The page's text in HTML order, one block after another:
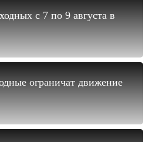
с 7 по 9 августа в
ограничат движение